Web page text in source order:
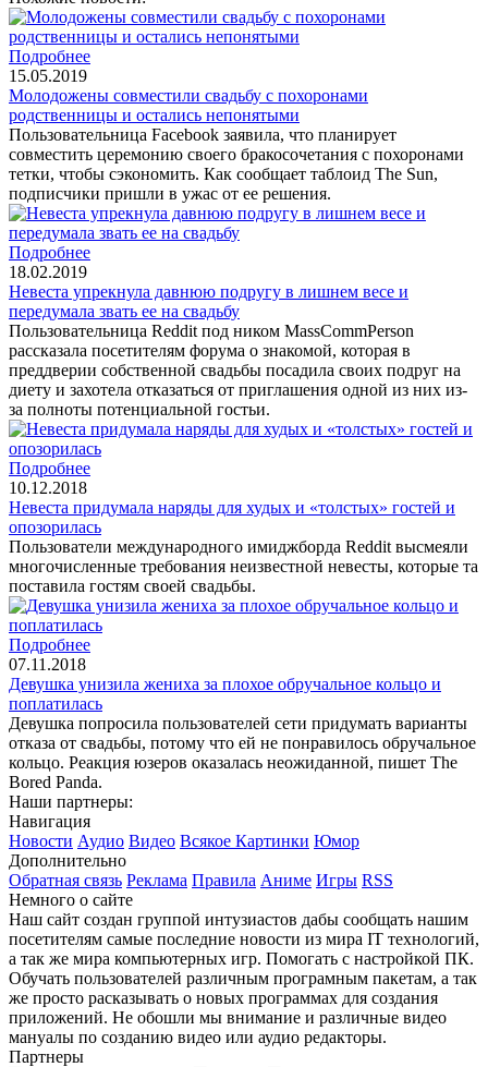
Подробнее
15.05.2019
Молодожены совместили свадьбу с похоронами
родственницы и остались непонятыми
Пользовательница Facebook заявила, что планирует
совместить церемонию своего бракосочетания с похоронами
тетки, чтобы сэкономить. Как сообщает таблоид The Sun,
подписчики пришли в ужас от ее решения.
Подробнее
18.02.2019
Невеста упрекнула давнюю подругу в лишнем весе и
передумала звать ее на свадьбу
Пользовательница Reddit под ником MassCommPerson
рассказала посетителям форума о знакомой, которая в
преддверии собственной свадьбы посадила своих подруг на
диету и захотела отказаться от приглашения одной из них из-
за полноты потенциальной гостьи.
Подробнее
10.12.2018
Невеста придумала наряды для худых и «толстых» гостей и
опозорилась
Пользователи международного имиджборда Reddit высмеяли
многочисленные требования неизвестной невесты, которые та
поставила гостям своей свадьбы.
Подробнее
07.11.2018
Девушка унизила жениха за плохое обручальное кольцо и
поплатилась
Девушка попросила пользователей сети придумать варианты
отказа от свадьбы, потому что ей не понравилось обручальное
кольцо. Реакция юзеров оказалась неожиданной, пишет The
Bored Panda.
Наши партнеры:
Навигация
Новости Аудио Видео Всякое Картинки Юмор
Дополнительно
Обратная связь Реклама Правила Аниме Игры RSS
Немного о сайте
Наш сайт создан группой интузиастов дабы сообщать нашим
посетителям самые последние новости из мира IT технологий,
а так же мира компьютерных игр. Помогать с настройкой ПК.
Обучать пользователей различным програмным пакетам, а так
же просто расказывать о новых программах для создания
приложений. Не обошли мы внимание и различные видео
мануалы по созданию видео или аудио редакторы.
Партнеры